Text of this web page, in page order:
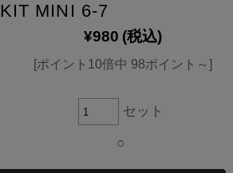
KIT MINI 6-7
¥980 (税込)
[ポイント10倍中 98ポイント～]
セット
○